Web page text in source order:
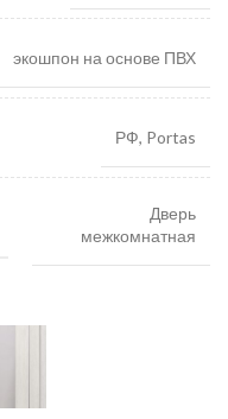
экошпон на основе ПВХ
РФ, Portas
Дверь
межкомнатная